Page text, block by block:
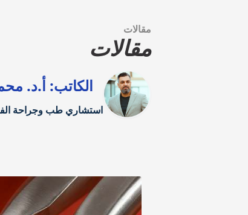
مقالات
مقالات
الكاتب: أ.د.
استشاري طب وجراحة